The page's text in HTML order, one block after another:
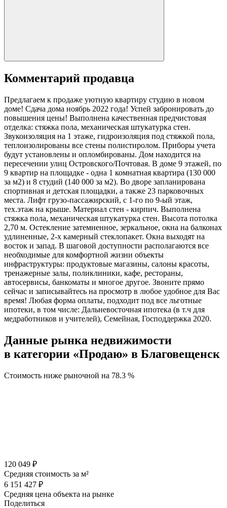
Комментарий продавца
Предлагаем к продаже уютную квартиру студию в новом
доме! Сдача дома ноябрь 2022 года! Успей забронировать до
повышения цены! Выполнена качественная предчистовая
отделка: стяжка пола, механическая штукатурка стен.
Звукоизоляция на 1 этаже, гидроизоляция под стяжкой пола,
теплоизолированы все стены полистиролом. Приборы учета
будут установлены и опломбированы. Дом находится на
пересечении улиц Островского/Почтовая. В доме 9 этажей, по
9 квартир на площадке - одна 1 комнатная квартира (130 000
за м2) и 8 студий (140 000 за м2). Во дворе запланирована
спортивная и детская площадки, а также 23 парковочных
места. Лифт грузо-пассажирский, с 1-го по 9-ый этаж,
тех.этаж на крыше. Материал стен - кирпич. Выполнена
стяжка пола, механическая штукатурка стен. Высота потолка
2,70 м. Остекление затемненное, зеркальное, окна на балконах
удлиненные, 2-х камерный стеклопакет. Окна выходят на
восток и запад. В шаговой доступности располагаются все
необходимые для комфортной жизни объекты
инфраструктуры: продуктовые магазины, салоны красоты,
тренажерные залы, поликлиники, кафе, рестораны,
автосервисы, банкоматы и многое другое. Звоните прямо
сейчас и записывайтесь на просмотр в любое удобное для Вас
время! Любая форма оплаты, подходит под все льготные
ипотеки, в том числе: Дальневосточная ипотека (в т.ч для
медработников и учителей), Семейная, Господдержка 2020.
Данные рынка недвижимости
в категории «Продаю» в Благовещенск
Стоимость ниже рыночной на 78.3 %
120 049 ₽
Средняя стоимость за м²
6 151 427 ₽
Средняя цена объекта на рынке
Поделиться